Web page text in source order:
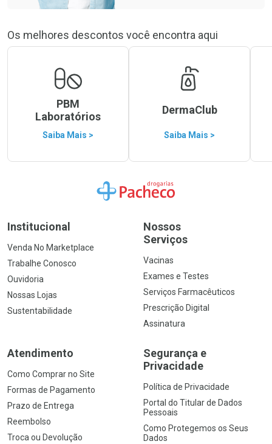
Os melhores descontos você encontra aqui
PBM
Laboratórios
Saiba Mais >
DermaClub
Saiba Mais >
Ir para a Home
Institucional
Venda No Marketplace
Trabalhe Conosco
Ouvidoria
Nossas Lojas
Sustentabilidade
Nossos
Serviços
Vacinas
Exames e Testes
Serviços Farmacêuticos
Prescrição Digital
Assinatura
Atendimento
Como Comprar no Site
Formas de Pagamento
Prazo de Entrega
Reembolso
Troca ou Devolução
Segurança e
Privacidade
Política de Privacidade
Portal do Titular de Dados
Pessoais
Como Protegemos os Seus
Dados